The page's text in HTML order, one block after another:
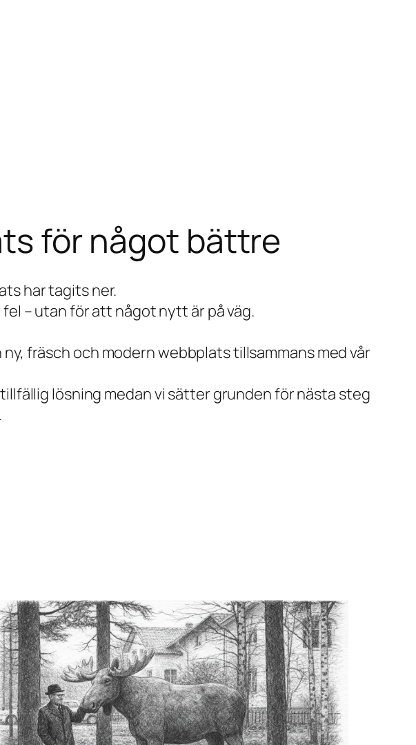
för något bättre
har tagits ner.
– utan för att något nytt är på väg.
fräsch och modern webbplats tillsammans med vår
lösning medan vi sätter grunden för nästa steg